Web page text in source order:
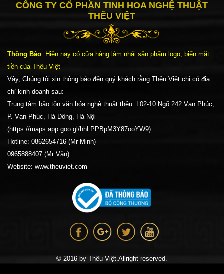
CÔNG TY CỔ PHẦN TINH HOA NGHỆ THUẬT
THÊU VIỆT
Thông Báo: Hiện nay có cửa hàng làm nhái sản phẩm logo, biển mặt
tiền của Thêu Việt
Vậy, Chúng tôi xin thông báo đến quý khách rằng Thêu Việt chỉ có địa
chỉ kinh doanh sau:
Trung tâm bảo tồn văn hóa nghệ thuật thêu: L02-10 Ngõ 242 Vạn Phúc,
P. Vạn Phúc, Hà Đông, Hà Nội
(https://maps.app.goo.gl/hhLPPBpM3Y87ooYW9)
Hotline: 0862654716 (Mr Minh)
0965888407 (Mr:Văn)
Website: www.theuviet.com
© 2016 by Thêu Việt.Allright reserved.